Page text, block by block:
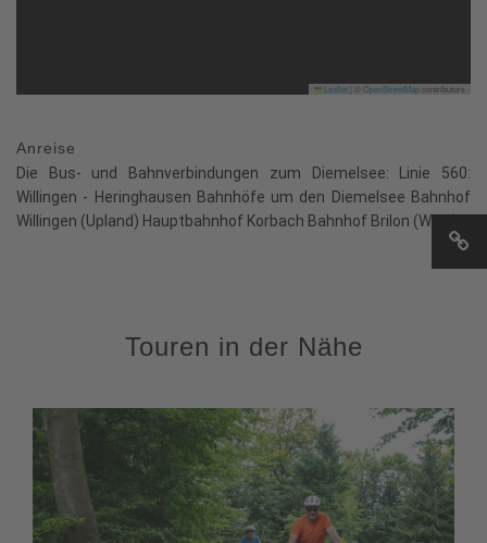
Leaflet OpenStreetMapcontributors
Anreise
Die Bus- und Bahnverbindungen zum Diemelsee: Linie 560:
Willingen - Heringhausen Bahnhöfe um den Diemelsee Bahnhof
Willingen (Upland) Hauptbahnhof Korbach Bahnhof Brilon (Wald)
Touren in der Nähe